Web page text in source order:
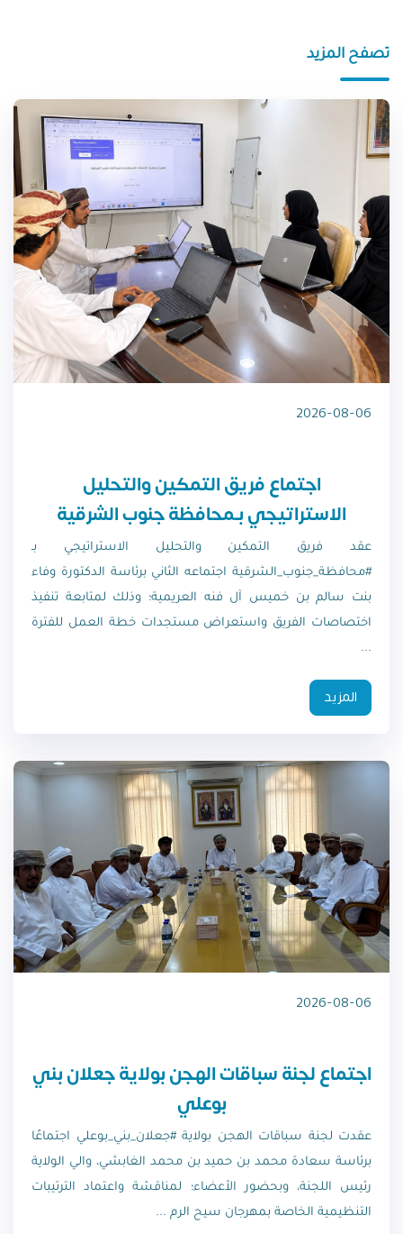
تصفح المزيد
2026-08-06
اجتماع فريق التمكين والتحليل
الاستراتيجي بـمحافظة جنوب الشرقية
عقد فريق التمكين والتحليل الاستراتيجي بـ
#محافظة_جنوب_الشرقية اجتماعه الثاني برئاسة الدكتورة وفاء
بنت سالم بن خميس آل فنه العريمية؛ وذلك لمتابعة تنفيذ
اختصاصات الفريق واستعراض مستجدات خطة العمل للفترة
...
المزيد
2026-08-06
اجتماع لجنة سباقات الهجن بولاية جعلان بني
بوعلي
عقدت لجنة سباقات الهجن بولاية #جعلان_بني_بوعلي اجتماعًا
برئاسة سعادة محمد بن حميد بن محمد الغابشي، والي الولاية
رئيس اللجنة، وبحضور الأعضاء؛ لمناقشة واعتماد الترتيبات
التنظيمية الخاصة بمهرجان سيح الرم ...